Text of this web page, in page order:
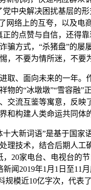
党中央解决困扰基层的
网络上的互夸，以及电
正的点赞与自信，还得
骗方式，“杀猪盘”的屡
，不要为情所迷，不要
取、面向未来的一年。
物的“冰墩墩”“雪容融”
交流互鉴等寓意，反映
和构建人类命运共同体
十大新词语”是基于国家
理技术，结合后期人工
，20家电台、电视台的
闻2019年1月1日至11月
规模近10亿字次，代表